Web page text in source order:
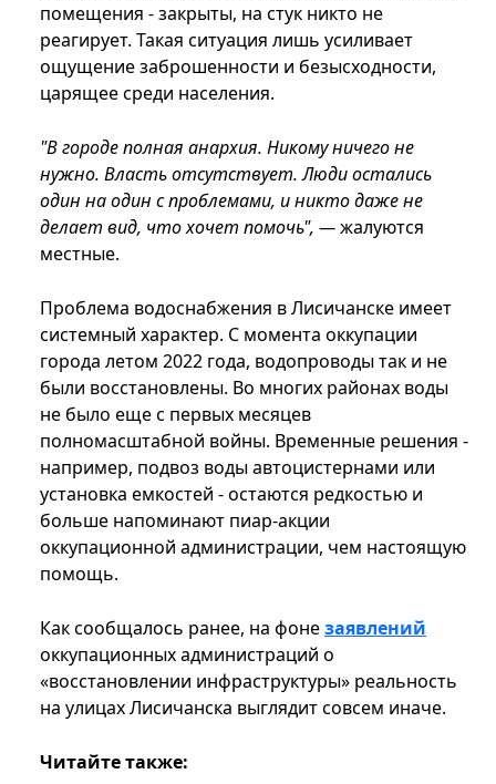
помещения - закрыты, на стук никто не
реагирует. Такая ситуация лишь усиливает
ощущение заброшенности и безысходности,
царящее среди населения.
"В городе полная анархия. Никому ничего не
нужно. Власть отсутствует. Люди остались
один на один с проблемами, и никто даже не
делает вид, что хочет помочь", —жалуются
местные.
Проблема водоснабжения в Лисичанске имеет
системный характер. С момента оккупации
города летом 2022 года, водопроводы так и не
были восстановлены. Во многих районах воды
не было еще с первых месяцев
полномасштабной войны. Временные решения -
например, подвоз воды автоцистернами или
установка емкостей - остаются редкостью и
больше напоминают пиар-акции
оккупационной администрации, чем настоящую
помощь.
Как сообщалось ранее, на фонезаявлений
оккупационных администраций о
«восстановлении инфраструктуры» реальность
на улицах Лисичанска выглядит совсем иначе.
Читайте также: